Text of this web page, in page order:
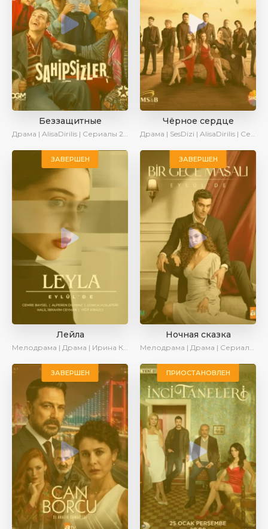
Беззащитные
Драма | AlisaDirilis | Сериалы 2024
Чёрное сердце
Драма | SesDizi | AlisaDirilis | Сериалы 2024
ЗАВЕРШЕН
Лейла
Мелодрама | Драма | Ирина Котова | AveTurk | AlisaDirilis | Сериалы 2024
ЗАВЕРШЕН
Ночная сказка
Мелодрама | Драма | Сериалы 2024
ЗАВЕРШЕН ПРИОСТАНОВЛЕН